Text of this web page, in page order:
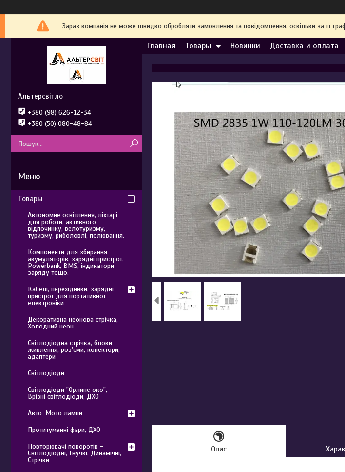
Зараз компанія не може швидко обробляти замовлення та повідомлення, оскільки за її
Главная Товары Новинки Доставка и оплата
Опис
Альтерсвітло
+380 (98) 626-12-34
+380 (50) 080-48-84
Товары
Автономне освітлення, ліхтарі
для роботи, активного
відпочинку, велотуризму,
туризму, риболовлі, полювання.
Компоненти для збирання
акумуляторів, зарядні пристрої,
Powerbank, BMS, індикатори
заряду тощо.
Кабелі, перехідники, зарядні
пристрої для портативної
електроніки
Декоративна неонова стрічка,
Холодний неон
Світлодіодна стрічка, блоки
живлення, роз'єми, конектори,
адаптери
Світлодіоди
Світлодіоди "Орлине око",
Врізні світлодіоди, ДХО
Авто-Мото лампи
Протитуманні фари, ДХО
Повторювачі поворотів -
Світлодіодні, Гнучкі, Динамічні,
Стрічки